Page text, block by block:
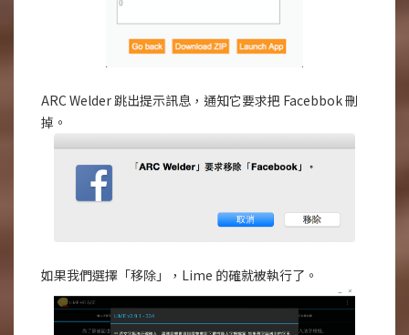
ARC Welder 跳出提示訊息，通知它要求把 Facebbok 刪
掉。
如果我們選擇「移除」，Lime 的確就被執行了。